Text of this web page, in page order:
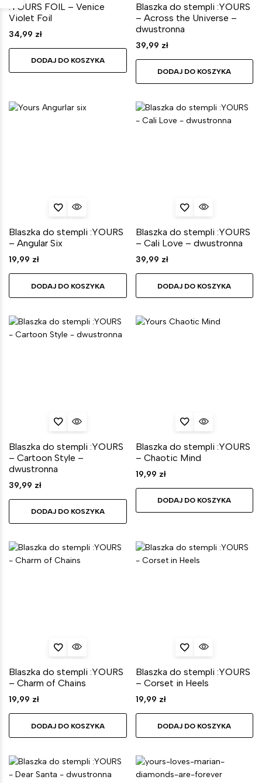
:YOURS FOIL – Venice
Violet Foil
34,99 zł
DODAJ DO KOSZYKA
Blaszka do stempli :YOURS
– Across the Universe –
dwustronna
39,99 zł
DODAJ DO KOSZYKA
Blaszka do stempli :YOURS
– Angular Six
19,99 zł
DODAJ DO KOSZYKA
Blaszka do stempli :YOURS
– Cali Love – dwustronna
39,99 zł
DODAJ DO KOSZYKA
Blaszka do stempli :YOURS
– Cartoon Style –
dwustronna
39,99 zł
DODAJ DO KOSZYKA
Blaszka do stempli :YOURS
– Chaotic Mind
19,99 zł
DODAJ DO KOSZYKA
Blaszka do stempli :YOURS
– Charm of Chains
19,99 zł
DODAJ DO KOSZYKA
Blaszka do stempli :YOURS
– Corset in Heels
19,99 zł
DODAJ DO KOSZYKA